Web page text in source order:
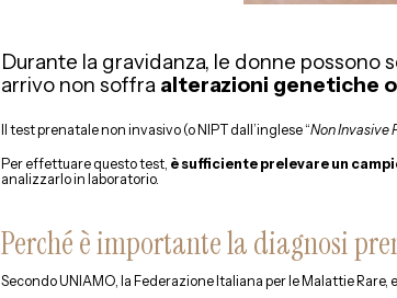
Durante la gravidanza, le donne possono
arrivo non soffra alterazioni genetiche
Il test prenatale non invasivo (o NIPT dall’inglese “Non Invasive
Per effettuare questo test, è sufficiente prelevare un
analizzarlo in laboratorio.
Perché è importante la diagnosi
Secondo UNIAMO, la Federazione Italiana per le Malattie